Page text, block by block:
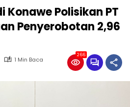
Konawe Polisikan PT
Penyerobotan 2,96
1 Min Baca
266